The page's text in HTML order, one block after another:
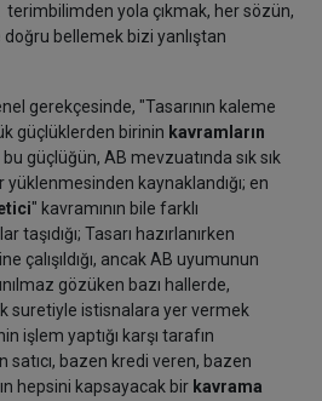
terimbilimden yola çıkmak, her sözün,
doğru bellemek bizi yanlıştan
gerekçesinde, "Tasarının kaleme
güçlüklerden birinin kavramların
güçlüğün, AB mevzuatında sık sık
kaynaklandığı; en
" kavramının bile farklı
Tasarı hazırlanırken
çalışıldığı, ancak AB uyumunun
gözüken bazı hallerde,
suretiyle istisnalara yer vermek
işlem yaptığı karşı tarafın
bazen kredi veren, bazen
hepsini kapsayacak bir kavrama